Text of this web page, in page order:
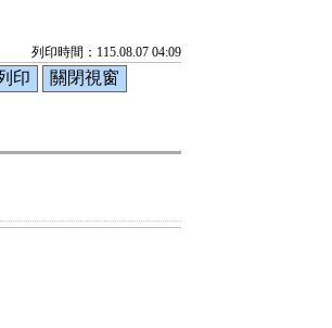
列印時間：115.08.07 04:09